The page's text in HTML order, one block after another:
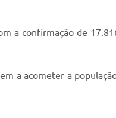
a confirmação de
a acometer a